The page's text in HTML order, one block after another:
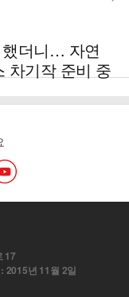
더니… 자연
차기작 준비 중
17
2015년 11월 2일